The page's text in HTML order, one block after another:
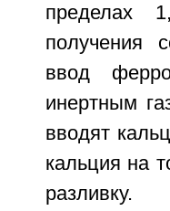
пределах
получения
ввод
инертным
вводят
кальция на
разливку.